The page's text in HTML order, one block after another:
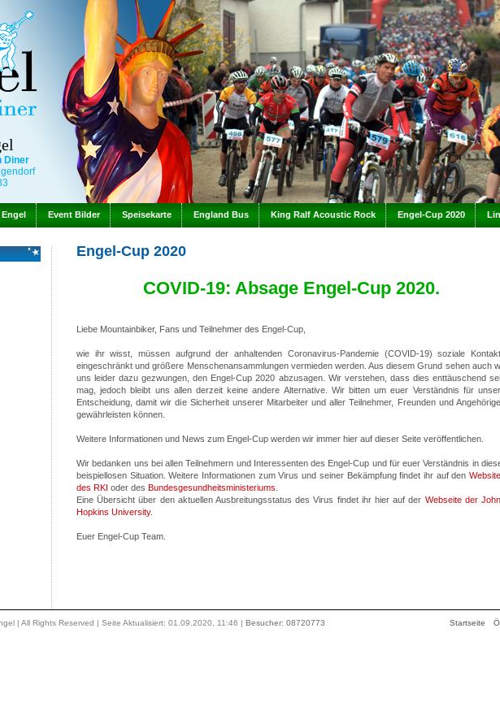
Diner
Event Bilder Speisekarte England Bus King Ralf Acoustic Rock Engel-Cup 2020
Engel-Cup 2020
COVID-19: Absage Engel-Cup 2020.
Liebe Mountainbiker, Fans und Teilnehmer des Engel-Cup,
wie ihr wisst, müssen aufgrund der anhaltenden Coronavirus-Pandemie (COVID-19) soziale
eingeschränkt und größere Menschenansammlungen vermieden werden. Aus diesem Grund sehen auch
uns leider dazu gezwungen, den Engel-Cup 2020 abzusagen. Wir verstehen, dass dies enttäuschend
mag, jedoch bleibt uns allen derzeit keine andere Alternative. Wir bitten um euer Verständnis für
Entscheidung, damit wir die Sicherheit unserer Mitarbeiter und aller Teilnehmer, Freunden und
gewährleisten können.
Weitere Informationen und News zum Engel-Cup werden wir immer hier auf dieser Seite veröffentlichen.
Wir bedanken uns bei allen Teilnehmern und Interessenten des Engel-Cup und für euer Verständnis in
beispiellosen Situation. Weitere Informationen zum Virus und seiner Bekämpfung findet ihr auf den
des RKI oder des Bundesgesundheitsministeriums
Eine Übersicht über den aktuellen Ausbreitungsstatus des Virus findet ihr hier auf der Webseite der
Hopkins University.
Euer Engel-Cup Team.
Startseite
| All Rights Reserved | Seite Aktualisiert: 01.09.2020, 11:46 | Besucher: 08720773